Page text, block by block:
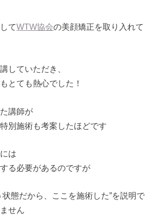
てWTW協会の美顔矯正を取り入れて
していただき、
とても熱心でした！
講師が
別施術も考案したほどです
は
る必要があるのですが
状態だから、ここを施術した”を説明で
せん